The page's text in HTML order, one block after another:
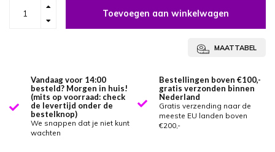
Toevoegen aan winkelwagen
MAATTABEL
Vandaag voor 14:00
besteld? Morgen in huis!
(mits op voorraad: check
de levertijd onder de
bestelknop)
We snappen dat je niet kunt
wachten
Bestellingen boven €100,-
gratis verzonden binnen
Nederland
Gratis verzending naar de
meeste EU landen boven
€200,-